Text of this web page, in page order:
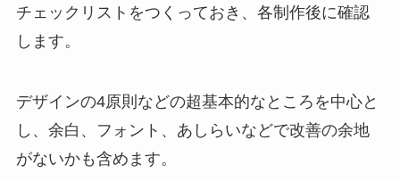
チェックリストをつくっておき、各制作後に確認
します。
デザインの4原則などの超基本的なところを中心と
し、余白、フォント、あしらいなどで改善の余地
がないかも含めます。